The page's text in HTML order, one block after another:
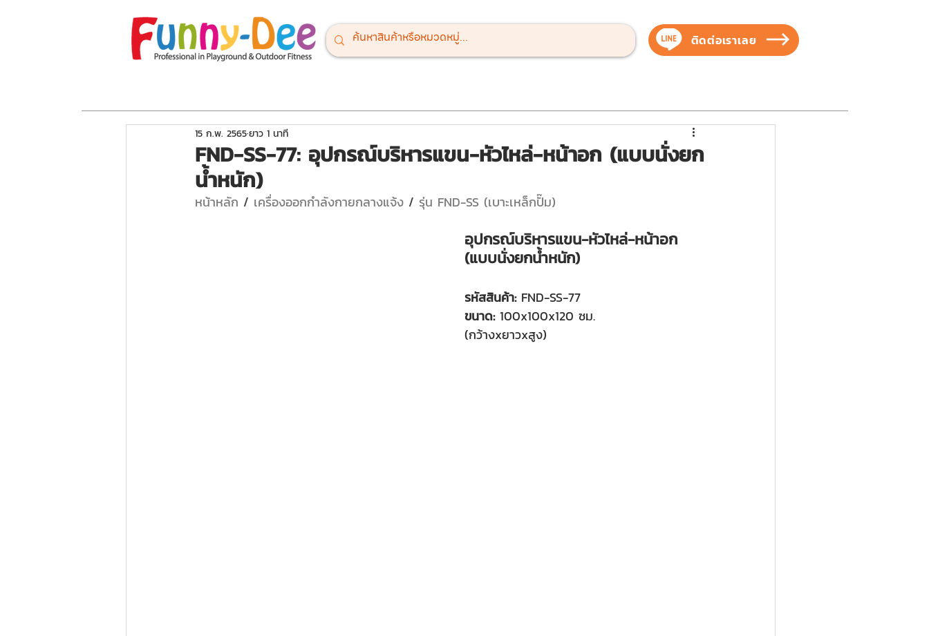
ติดต่อเราเลย
FND-SS-77: อุปกรณ์บริหารแขน-หัวไหล่-หน้าอก (แบบนั่งยก
น้ำหนัก)
15 ก.พ. 2565ยาว 1 นาที
หน้าหลัก / เครื่องออกกำลังกายกลางแจ้ง / รุ่น FND-SS (เบาะเหล็กปั๊ม)
อุปกรณ์บริหารแขน-หัวไหล่-หน้าอก
(แบบนั่งยกน้ำหนัก)
รหัสสินค้า: FND-SS-77
ขนาด: 100x100x120 ซม.
(กว้างxยาวxสูง)